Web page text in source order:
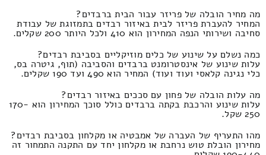
מה מחיר הובלה של פריזר עבור הבית ברבדים?
המחיר להעברת פריזר לבית באיזור רבדים בתמזוגת של עבודת
סחיבה ושירותי הנפה המחירון הוא 410 ולכל היותר 200 שקלים.
כמה נשלם על שינוע של כלים מוזיקליים בסביבת רבדים?
עלות שינוע של אינסטרומנט ברבדים והסביבה (תוף, גיטרה בס,
כלי נגינה קלאסי ועוד ועוד) המחיר הוא 490 ועד 190 שקלים.
מה עלות הובלה של פחון עם סככים באיזור רבדים?
עלות שינוע והרכבת בקתה ברבדים כולל סוכך המחירון הוא 170-
250 שקל.
מהו התעריף של העברה של אמבטיה או מקלחון בסביבת רבדים?
מחירון הובלת טוש נרחבת או מקלחון יחד עם התקנה התמחור זה